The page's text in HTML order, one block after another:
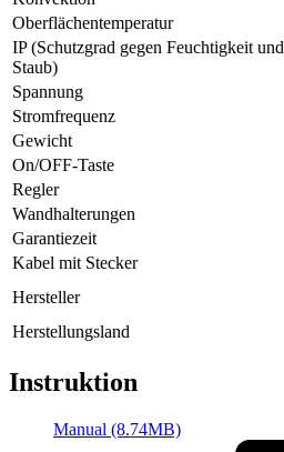
Oberflächentemperatur
IP (Schutzgrad gegen Feuchtigkeit und
Staub)
Spannung
Stromfrequenz
Gewicht
On/OFF-Taste
Regler
Wandhalterungen
Garantiezeit
Kabel mit Stecker
Hersteller
Herstellungsland
Instruktion
Manual (8.74MB)